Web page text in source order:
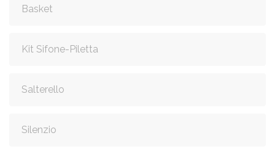
Basket
Kit Sifone-Piletta
Salterello
Silenzio